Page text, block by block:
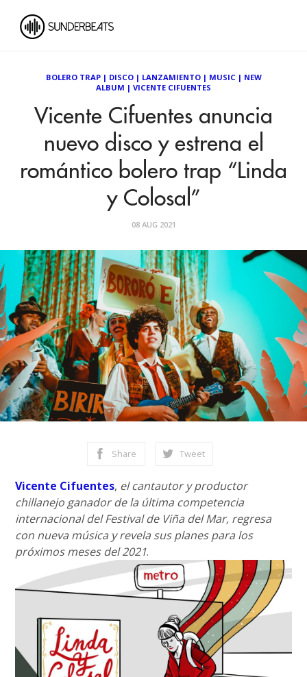
BOLERO TRAP| DISCO| LANZAMIENTO| MUSIC| NEW
ALBUM | VICENTE CIFUENTES
Vicente Cifuentes anuncia
nuevo disco y estrena el
romántico bolero trap “Linda
y Colosal”
08 AUG 2021
Share Tweet
Vicente Cifuentes, el cantautor y productor
chillanejo ganador de la última competencia
internacional del Festival de Viña del Mar, regresa
con nueva música y revela sus planes para los
próximos meses del 2021.